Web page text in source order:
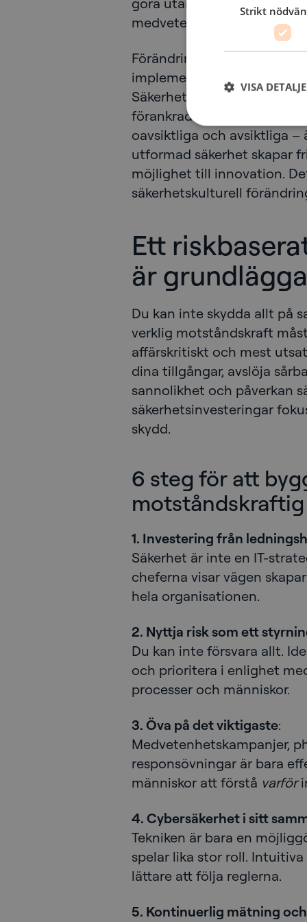
medvetenhet är inte
Förändring kräver
implementera ett
Säkerhetskulturen är
förankrad i toppen av
oavsiktliga och avsiktliga –
utformad säkerhet skapar
möjlighet till innovation.
säkerhetskulturell
Ett
är
Du kan inte skydda allt på
verklig motståndskraft
affärskritiskt och mest
dina tillgångar, avslöja
sannolikhet och påverkan
säkerhetsinvesteringar
skydd.
6 steg för att
1. Investering från
Säkerhet är inte en IT-
cheferna visar vägen
hela organisationen.
2. Nyttja risk som ett
Du kan inte försvara allt.
och prioritera i enlighet
processer och människor.
3. Öva på det viktigaste:
Medvetenhetskampanjer,
responsövningar är bara
människor att förstå varför
4. Cybersäkerhet i sitt
Tekniken är bara en
spelar lika stor roll.
lättare att följa reglerna.
5. Kontinuerlig mätning
Strikt
VISA